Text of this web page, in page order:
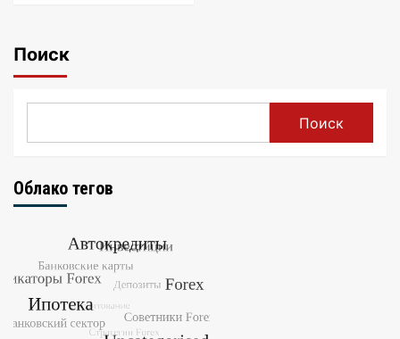
Поиск
Поиск
Облако тегов